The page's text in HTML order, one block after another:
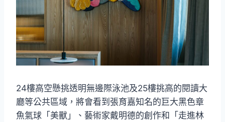
24樓高空懸挑透明無邊際泳池及25樓挑高的閱讀大
廳等公共區域，將會看到張育嘉知名的巨大黑色章
魚氣球「美獸」、藝術家戴明德的創作和「走進林